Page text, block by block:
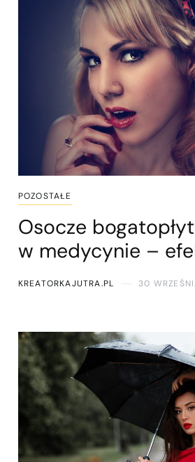
POZOSTAŁE
Osocze
w medycynie –
KREATORKAJUTRA.PL 30